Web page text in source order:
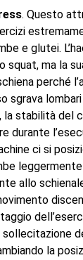
. Questo
e glutei.
squat, ma la
perché
sgrava
la stabilità del
durante
ci si
allo
sollecitazione
la